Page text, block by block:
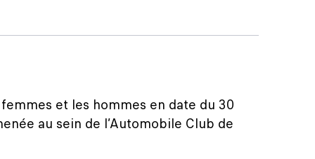
et les hommes en date du 30
au sein de l’Automobile Club de